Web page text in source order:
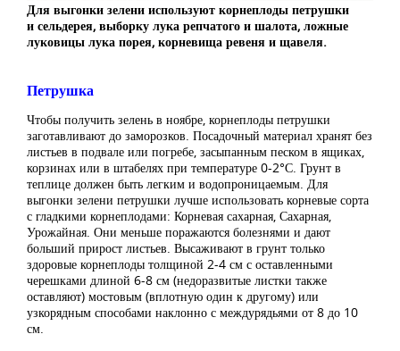
Для выгонки зелени используют корнеплоды петрушки
и сельдерея, выборку лука репчатого и шалота, ложные
луковицы лука порея, корневища ревеня и щавеля.
Петрушка
Чтобы получить зелень в ноябре, корнеплоды петрушки
заготавливают до заморозков. Посадочный материал хранят без
листьев в подвале или погребе, засыпанным песком в ящиках,
корзинах или в штабелях при температуре 0-2°С. Грунт в
теплице должен быть легким и водопроницаемым. Для
выгонки зелени петрушки лучше использовать корневые сорта
с гладкими корнеплодами: Корневая сахарная, Сахарная,
Урожайная. Они меньше поражаются болезнями и дают
больший прирост листьев. Высаживают в грунт только
здоровые корнеплоды толщиной 2-4 см с оставленными
черешками длиной 6-8 см (недоразвитые листки также
оставляют) мостовым (вплотную один к другому) или
узкорядным способами наклонно с междурядьями от 8 до 10
см.